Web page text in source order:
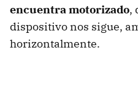
encuentra motorizado,
dispositivo nos sigue,
horizontalmente.